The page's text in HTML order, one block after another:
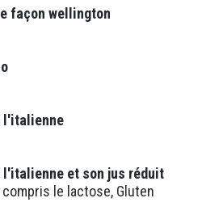
façon wellington
l'italienne
l'italienne et son jus réduit
le lactose, Gluten